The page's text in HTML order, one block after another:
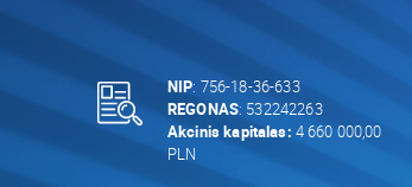
NIP: 756-18-36-633
REGONAS: 532242263
Akcinis kapitalas: 4 660 000,00
PLN